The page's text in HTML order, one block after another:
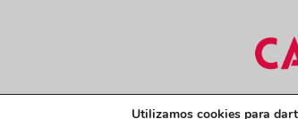
Términos y condiciones
Utilizamos cookies para